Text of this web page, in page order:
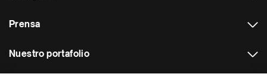
Prensa
Nuestro portafolio